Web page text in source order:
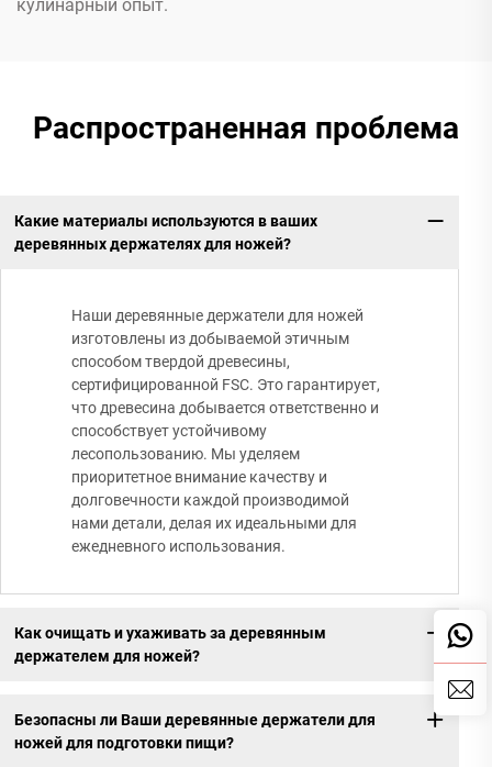
кулинарный опыт.
Распространенная проблема
Какие материалы используются в ваших
деревянных держателях для ножей?
Наши деревянные держатели для ножей
изготовлены из добываемой этичным
способом твердой древесины,
сертифицированной FSC. Это гарантирует,
что древесина добывается ответственно и
способствует устойчивому
лесопользованию. Мы уделяем
приоритетное внимание качеству и
долговечности каждой производимой
нами детали, делая их идеальными для
ежедневного использования.
Как очищать и ухаживать за деревянным
держателем для ножей?
Безопасны ли Ваши деревянные держатели для
ножей для подготовки пищи?